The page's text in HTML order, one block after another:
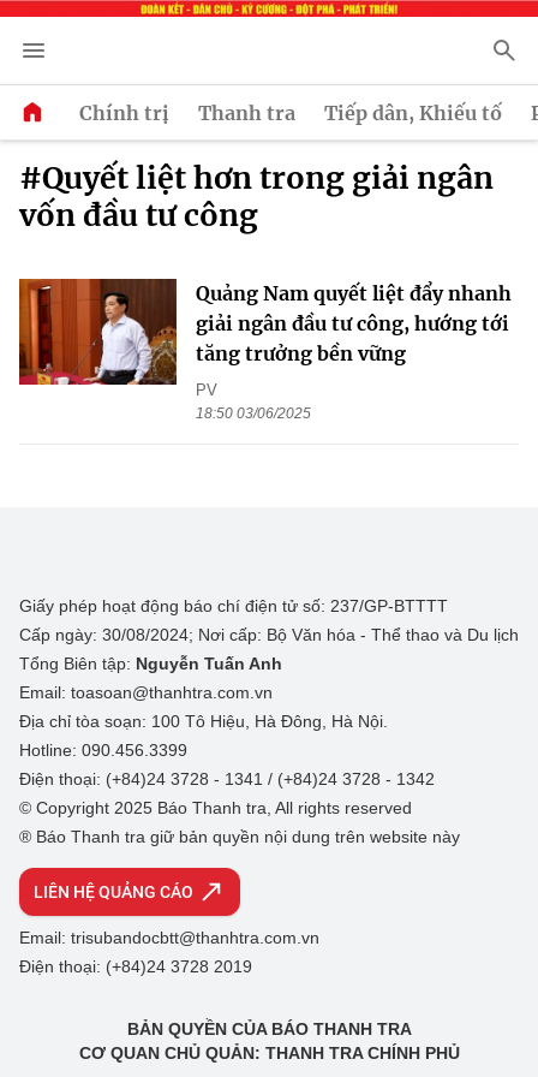
Chính trị Thanh tra Tiếp dân, Khiếu tố
#Quyết liệt hơn trong giải ngân
vốn đầu tư công
Quảng Nam quyết liệt đẩy nhanh
giải ngân đầu tư công, hướng tới
tăng trưởng bền vững
PV
18:50 03/06/2025
Giấy phép hoạt động báo chí điện tử số: 237/GP-BTTTT
Cấp ngày: 30/08/2024; Nơi cấp: Bộ Văn hóa - Thể thao và Du lịch
Tổng Biên tập: Nguyễn Tuấn Anh
Email: toasoan@thanhtra.com.vn
Địa chỉ tòa soạn: 100 Tô Hiệu, Hà Đông, Hà Nội.
Hotline: 090.456.3399
Điện thoại: (+84)24 3728 - 1341 / (+84)24 3728 - 1342
© Copyright 2025 Báo Thanh tra, All rights reserved
® Báo Thanh tra giữ bản quyền nội dung trên website này
LIÊN HỆ QUẢNG CÁO
Email: trisubandocbtt@thanhtra.com.vn
Điện thoại: (+84)24 3728 2019
BẢN QUYỀN CỦA BÁO THANH TRA
CƠ QUAN CHỦ QUẢN: THANH TRA CHÍNH PHỦ